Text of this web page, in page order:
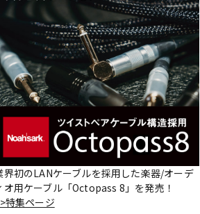
電子ピアノ 管楽器
DTM オンラ
イン納品
ヴィンテージ
界初のLANケーブルを採用した楽器/オーデ
オ用ケーブル「Octopass 8」を発売！
特集ページ